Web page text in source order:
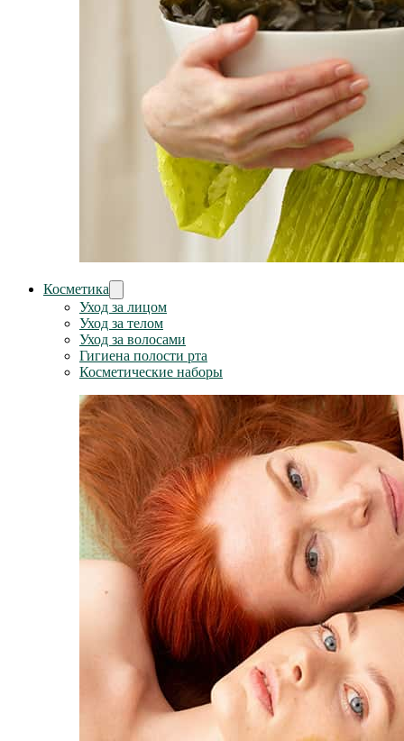
Косметика
Уход за лицом
Уход за телом
Уход за волосами
Гигиена полости рта
Косметические наборы